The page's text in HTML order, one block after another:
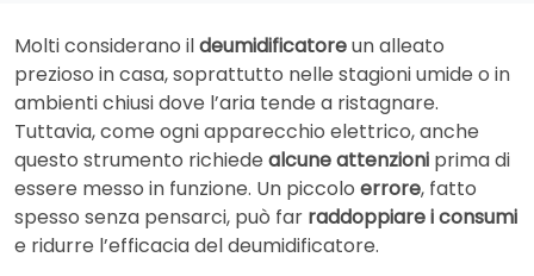
Molti considerano ildeumidificatoreun alleato
prezioso in casa, soprattutto nelle stagioni umide o in
ambienti chiusi dove l’aria tende a ristagnare.
Tuttavia, come ogni apparecchio elettrico, anche
questo strumento richiede alcune attenzioni prima di
essere messo in funzione. Un piccolo errore, fatto
spesso senza pensarci, può far raddoppiare i consumi
e ridurre l’efficacia del deumidificatore.